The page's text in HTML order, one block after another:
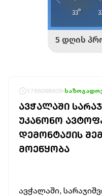
1786098609
ᲐᲕᲭᲐᲚᲐᲨᲘ
ᲣᲙᲐᲜᲝᲜᲝ
ᲓᲔᲛᲝᲜᲢᲐᲟᲘᲡ
ᲛᲝᲔᲬᲧᲝᲑᲐ
ავჭალაში,